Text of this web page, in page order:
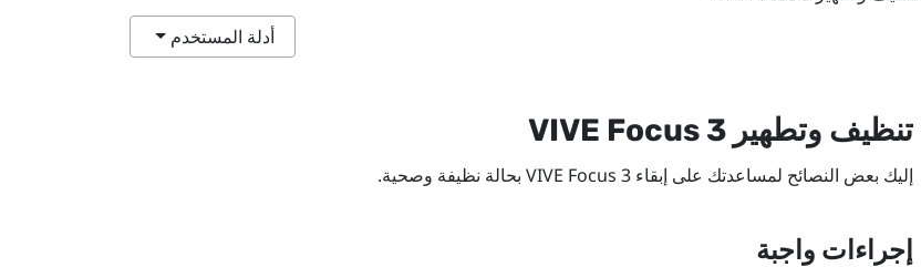
أدلة المستخدم
تنظيف وتطهير VIVE Focus 3
إليك بعض النصائح لمساعدتك على إبقاء VIVE Focus 3بحالة نظيفة وصحية.
إجراءات واجبة